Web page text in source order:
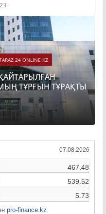
24 ONLINE KZ
ТҰРҒЫН ТҰРАҚТЫ
07.08.2026
467.48
539.52
5.73
pro-finance.kz